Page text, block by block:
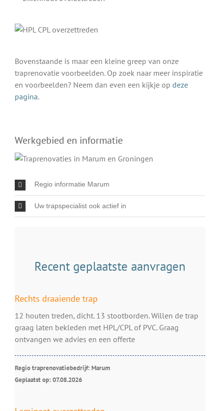
Bovenstaande is maar een kleine greep van onze
traprenovatie voorbeelden. Op zoek naar meer inspiratie
en voorbeelden? Neem dan even een kijkje op deze
pagina.
Werkgebied en informatie
Regio informatie Marum
Uw trapspecialist ook actief in
Recent geplaatste aanvragen
Rechts draaiende trap
12 houten treden, dicht. 13 stootborden. Willen de trap
graag laten bekleden met HPL/CPL of PVC. Graag
ontvangen we advies en een offerte
Regio traprenovatiebedrijf: Marum
Geplaatst op: 07.08.2026